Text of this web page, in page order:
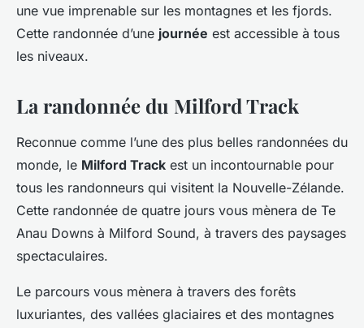
une vue imprenable sur les montagnes et les fjords.
Cette randonnée d’une journée est accessible à tous
les niveaux.
La randonnée du Milford Track
Reconnue comme l’une des plus belles randonnées du
monde, le Milford Track est un incontournable pour
tous les randonneurs qui visitent la Nouvelle-Zélande.
Cette randonnée de quatre jours vous mènera de Te
Anau Downs à Milford Sound, à travers des paysages
spectaculaires.
Le parcours vous mènera à travers des forêts
luxuriantes, des vallées glaciaires et des montagnes